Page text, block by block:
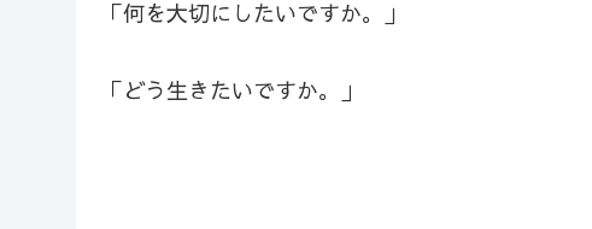
「何を大切にしたいですか。」
「どう生きたいですか。」